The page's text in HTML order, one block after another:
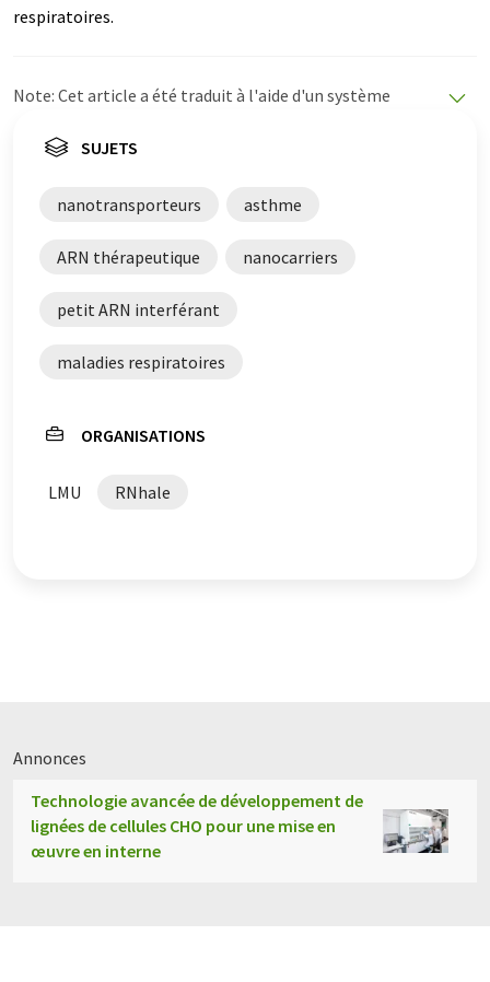
respiratoires.
Note: Cet article a été traduit à l'aide d'un système
propose ces traductions automatiques pour présenter
été traduit avec traduction automatique, il est possible
qu'il contienne des erreurs de vocabulaire, de syntaxe ou
de grammaire. L'article original dans Anglais peut être
SUJETS
nanotransporteurs asthme
ARN thérapeutique nanocarriers
petit ARN interférant
maladies respiratoires
ORGANISATIONS
LMU RNhale
Annonces
Technologie avancée de développement de
lignées de cellules CHO pour une mise en
œuvre en interne